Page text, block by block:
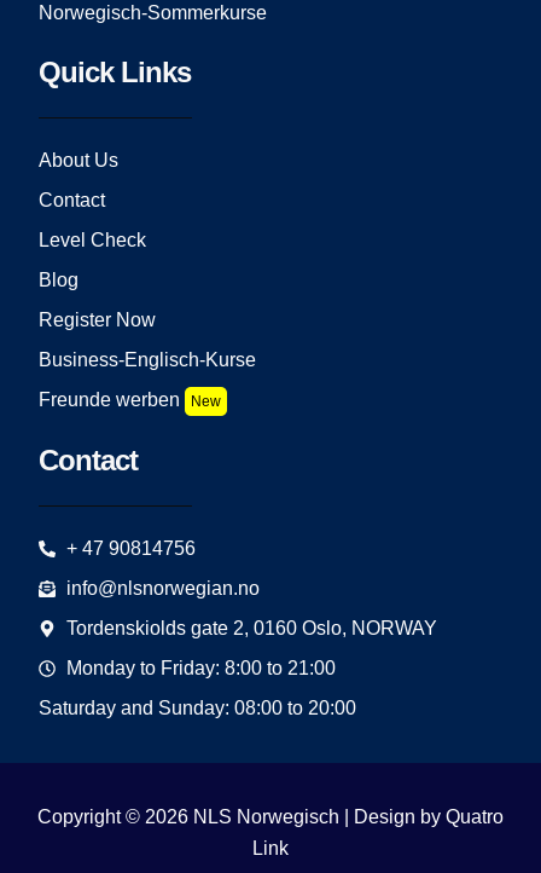
Norwegisch-Sommerkurse
Quick Links
About Us
Contact
Level Check
Blog
Register Now
Business-Englisch-Kurse
Freunde werben
New
Contact
+ 47 90814756
info@nlsnorwegian.no
Tordenskiolds gate 2, 0160 Oslo, NORWAY
Monday to Friday: 8:00 to 21:00
Saturday and Sunday: 08:00 to 20:00
Copyright © 2026 NLS Norwegisch | Design by Quatro
Link